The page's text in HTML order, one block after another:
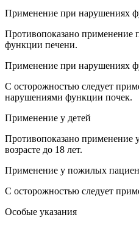
Применение при нарушениях
Противопоказано
функции печени.
Применение при нарушениях
С осторожностью следует
нарушениями функции почек.
Применение у детей
Противопоказано применение
возрасте до 18 лет.
Применение у пожилых
С осторожностью следует
Особые указания